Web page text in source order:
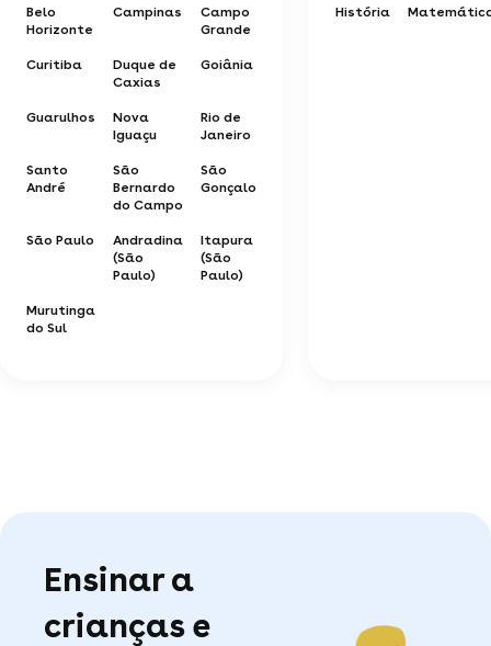
Belo
Horizonte
Campinas
Campo
Grande
Curitiba
Duque de
Caxias
Goiânia
Guarulhos
Nova
Iguaçu
Rio de
Janeiro
Santo
André
São
Bernardo
do Campo
São
Gonçalo
São Paulo
Andradina
(São
Paulo)
Itapura
(São
Paulo)
Murutinga
do Sul
História
Ensinar a
crianças e